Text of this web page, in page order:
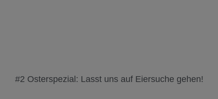
#2 Osterspezial: Lasst uns auf Eiersuche gehen!